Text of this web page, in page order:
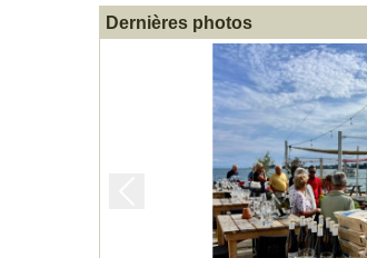
Dernières photos